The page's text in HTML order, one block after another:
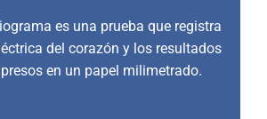
es una prueba que registra
del corazón y los resultados
en un papel milimetrado.